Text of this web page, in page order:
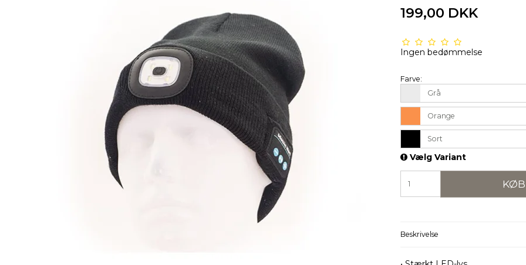
199,00 DKK
Ingen bedømmelse
Farve:
Grå
Orange
Sort
Vælg Variant
KØB
Beskrivelse